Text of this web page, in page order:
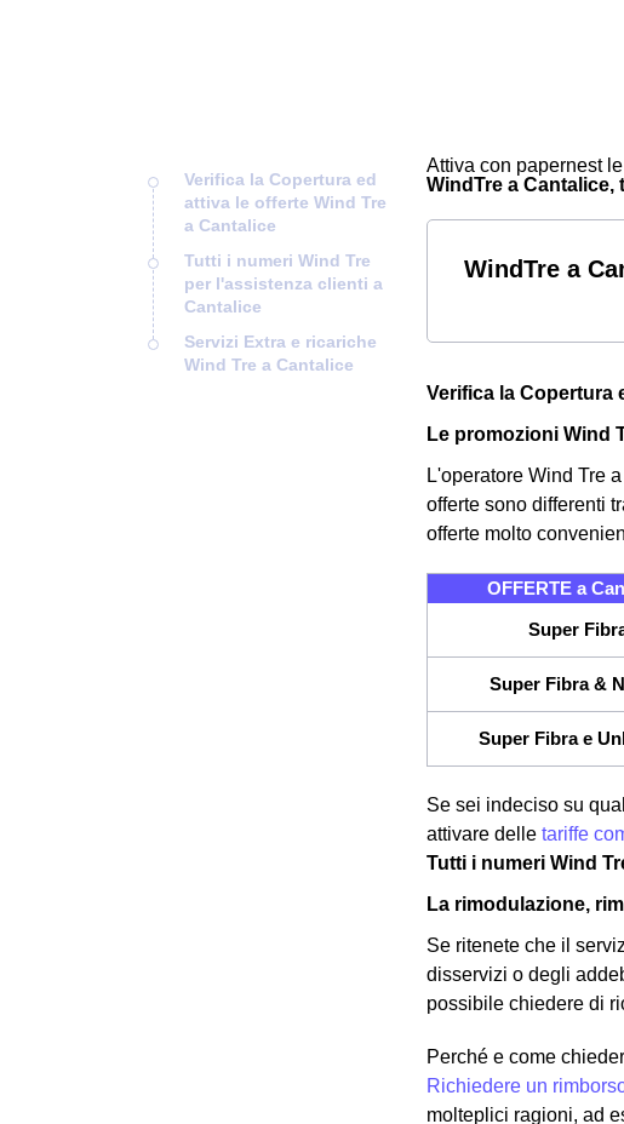
Verifica la Copertura ed
attiva le offerte Wind Tre
a Cantalice
Tutti i numeri Wind Tre
per l'assistenza clienti a
Cantalice
Servizi Extra e ricariche
Wind Tre a Cantalice
Attiva con papernest
WindTre a
WindTre a
Verifica la Copertura
Le promozioni Wind
L'operatore Wind Tre
offerte sono differenti
offerte molto
OFFERTE a
Super
Super Fibra &
Super Fibra e
Se sei indeciso su
attivare delle tariffe
Tutti i numeri Wind
La rimodulazione,
Se ritenete che il
disservizi o degli
possibile chiedere di
Perché e come
Richiedere un
molteplici ragioni, ad